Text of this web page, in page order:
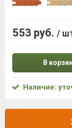
553 руб. /
В
Наличие: